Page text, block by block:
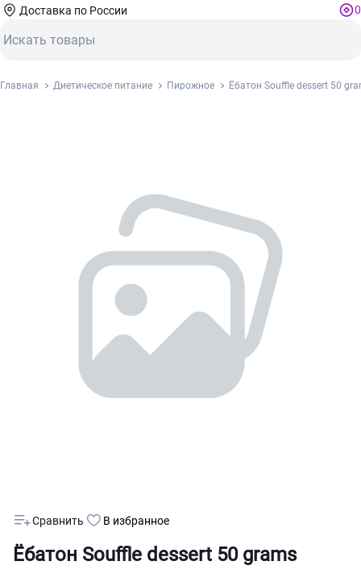
Доставка по России 0
Главная Диетическое питание Пирожное Ёбатон Souffle dessert 50
Ёбатон Souffle dessert 50 grams
Сравнить В избранное